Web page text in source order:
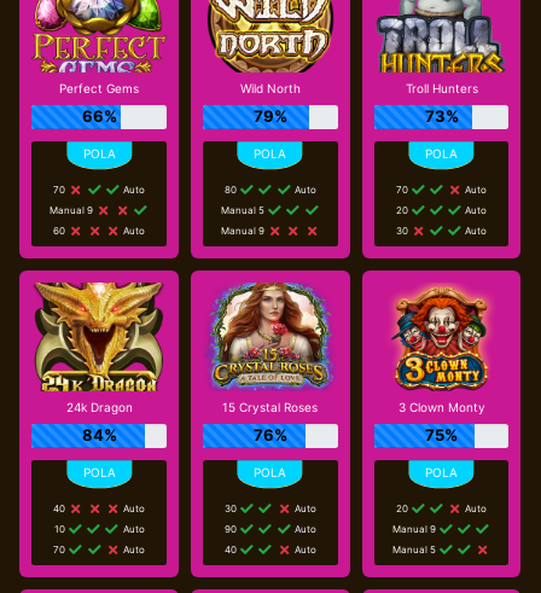
Perfect Gems
66%
70
Auto
Manual 9
60
Auto
Wild North
79%
80
Auto
Manual 5
Manual 9
Troll Hunters
73%
70
Auto
20
Auto
30
Auto
24k Dragon
84%
40
Auto
10
Auto
70
Auto
15 Crystal Roses
76%
30
Auto
90
Auto
40
Auto
3 Clown Monty
75%
20
Auto
Manual 9
Manual 5